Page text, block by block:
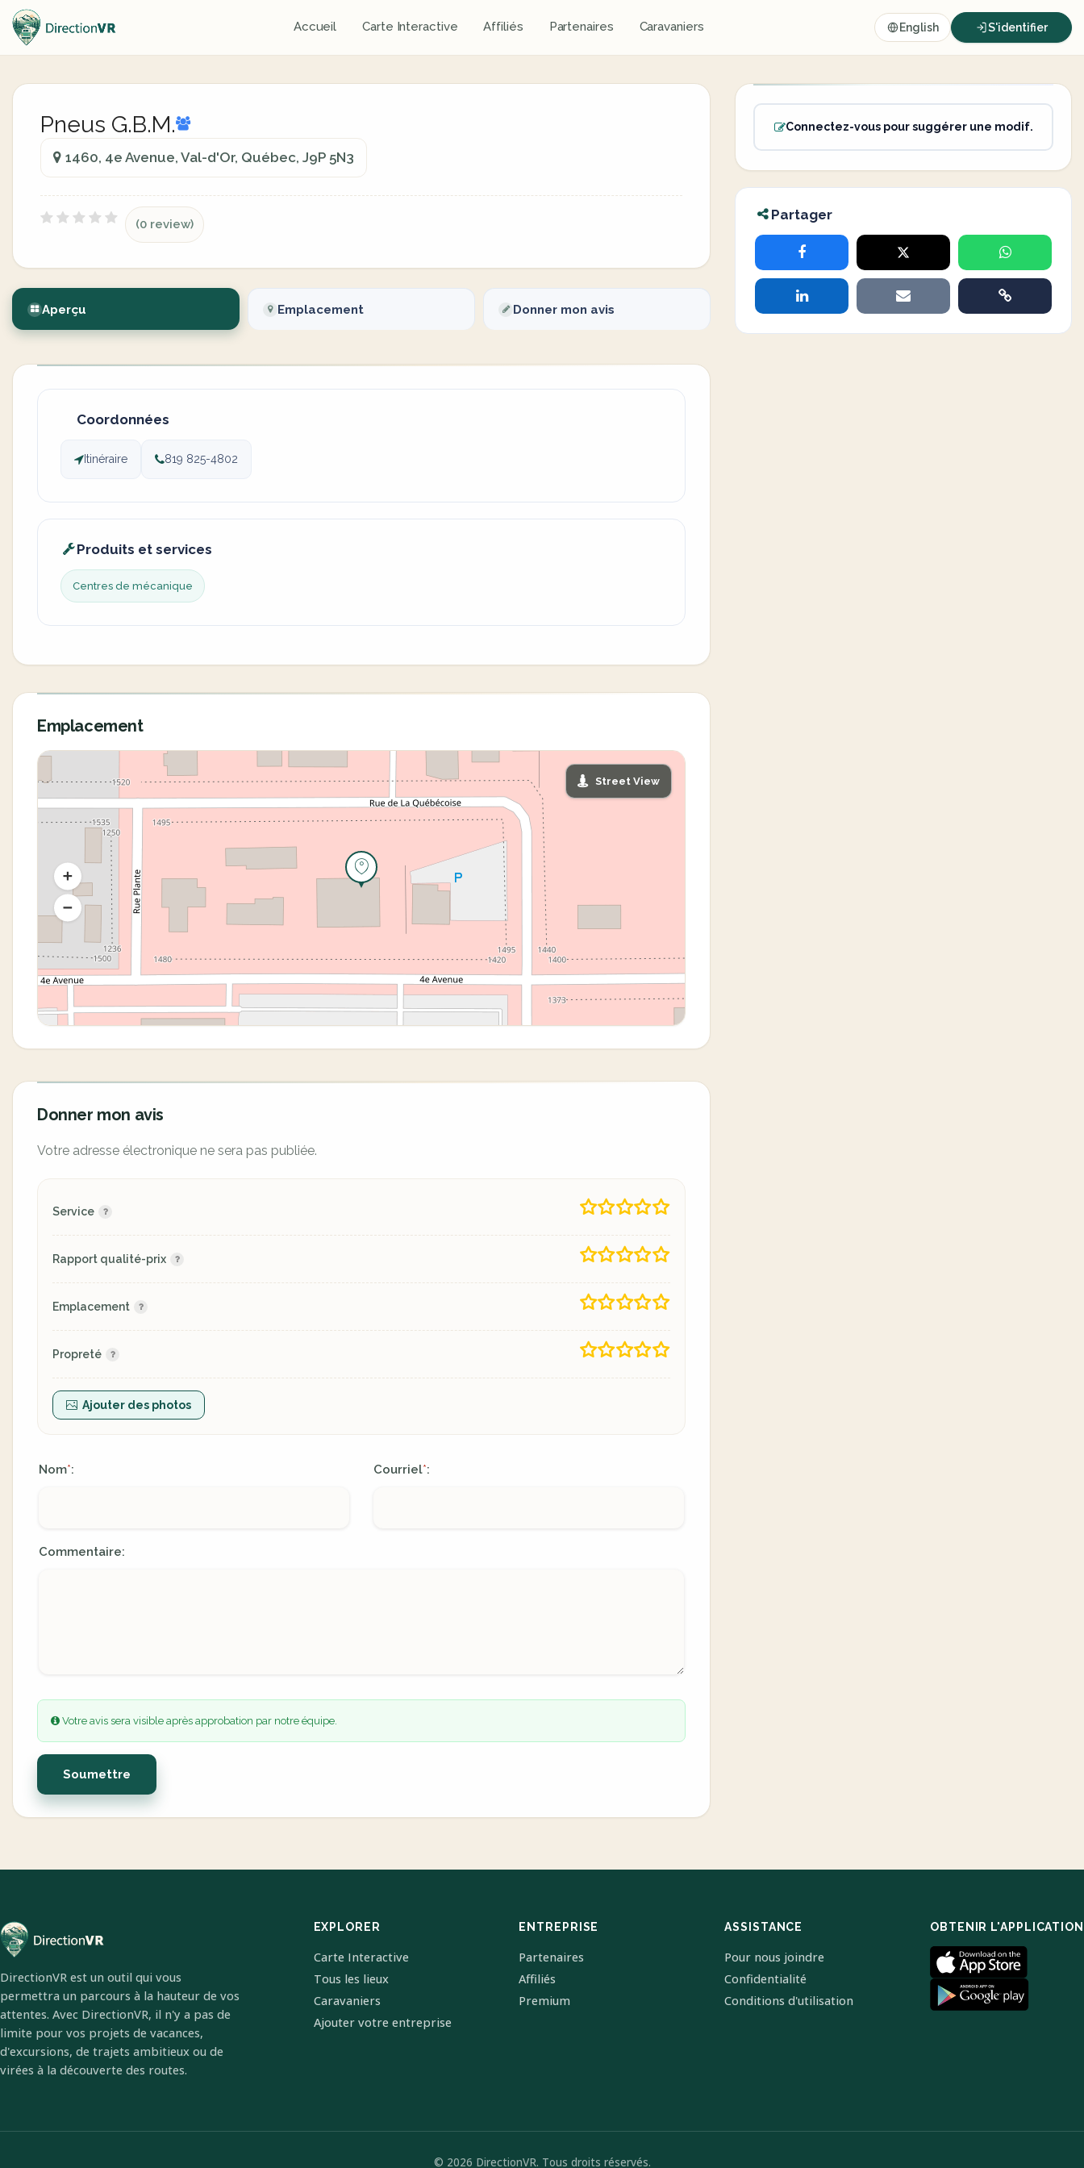
Accueil Carte Interactive Affiliés Partenaires Caravaniers English S'identifier
Pneus G.B.M.
1460, 4e Avenue, Val-d'Or, Québec, J9P 5N3
(0 review)
Aperçu Emplacement Donner mon avis
Coordonnées
Itinéraire 819 825-4802
Produits et services
Centres de mécanique
Emplacement
Street View
Donner mon avis
Votre adresse électronique ne sera pas publiée.
Service
Rapport qualité-prix
Emplacement
Propreté
Ajouter des photos
Nom*: Courriel*:
Commentaire:
Votre avis sera visible après approbation par notre équipe.
Soumettre
Connectez-vous pour suggérer une modif.
Partager
DirectionVR est un outil qui vous
permettra un parcours à la hauteur de vos
attentes. Avec DirectionVR, il n'y a pas de
limite pour vos projets de vacances,
d'excursions, de trajets ambitieux ou de
virées à la découverte des routes.
EXPLORER
Carte Interactive
Tous les lieux
Caravaniers
Ajouter votre entreprise
ENTREPRISE
Partenaires
Affiliés
Premium
ASSISTANCE
Pour nous joindre
Confidentialité
Conditions d'utilisation
OBTENIR L'APPLICATION
© 2026 DirectionVR. Tous droits réservés.